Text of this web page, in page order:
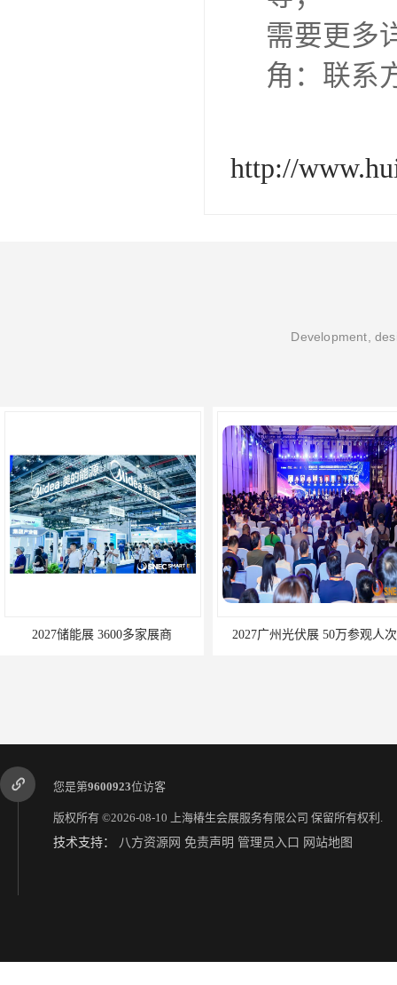
需要更多
角：联系
http://
Development,
2027储能展 3600多家展商 2027广州光伏展 50万参观人次
您是第9600923位访客
版权所有 ©2026-08-10 上海椿生会展服务有限公司 保留所有权利.
技术支持： 八方资源网 免责声明 管理员入口 网站地图